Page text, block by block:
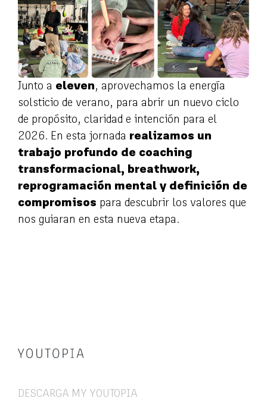
Junto a eleven, aprovechamos la energía
solsticio de verano, para abrir un nuevo ciclo
de propósito, claridad e intención para el
2026. En esta jornada realizamos un
trabajo profundo de coaching
transformacional, breathwork,
reprogramación mental y definición de
compromisos para descubrir los valores que
nos guiaran en esta nueva etapa.
DESCARGA MY YOUTOPIA